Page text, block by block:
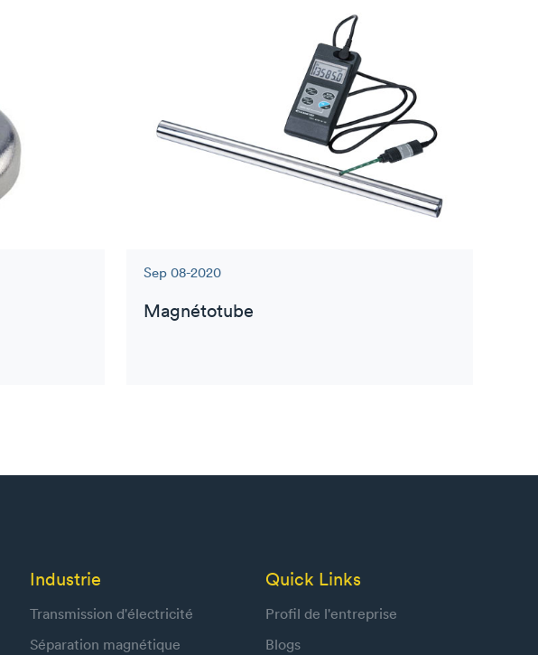
Sep 08-2020
Magnétotube
Industrie
Transmission d'électricité
Séparation magnétique
Quick Links
Profil de l'entreprise
Blogs